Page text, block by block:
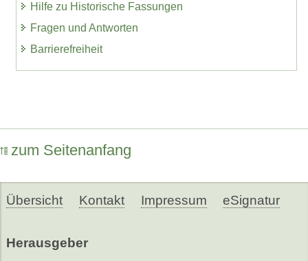
Hilfe zu Historische Fassungen
Fragen und Antworten
Barrierefreiheit
zum Seitenanfang
Übersicht Kontakt Impressum eSignatur
Herausgeber